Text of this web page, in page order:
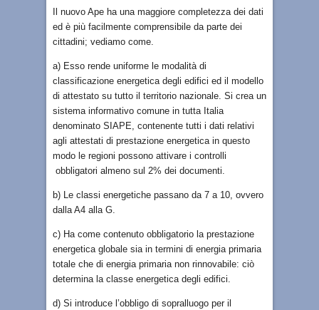
Il nuovo Ape ha una maggiore completezza dei dati
ed è più facilmente comprensibile da parte dei
cittadini; vediamo come.
a) Esso rende uniforme le modalità di
classificazione energetica degli edifici ed il modello
di attestato su tutto il territorio nazionale. Si crea un
sistema informativo comune in tutta Italia
denominato SIAPE, contenente tutti i dati relativi
agli attestati di prestazione energetica in questo
modo le regioni possono attivare i controlli
obbligatori almeno sul 2% dei documenti.
b) Le classi energetiche passano da 7 a 10, ovvero
dalla A4 alla G.
c) Ha come contenuto obbligatorio la prestazione
energetica globale sia in termini di energia primaria
totale che di energia primaria non rinnovabile: ciò
determina la classe energetica degli edifici.
d) Si introduce l’obbligo di sopralluogo per il